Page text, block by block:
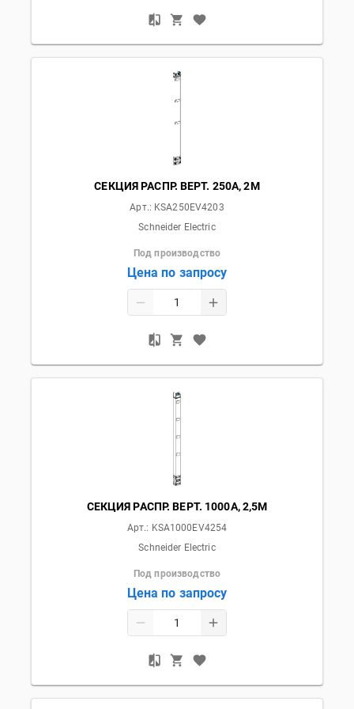
СЕКЦИЯ РАСПР. ВЕРТ. 250А, 2М
Арт.: KSA250EV4203
Schneider Electric
Под производство
Цена по запросу
СЕКЦИЯ РАСПР. ВЕРТ. 1000А, 2,5М
Арт.: KSA1000EV4254
Schneider Electric
Под производство
Цена по запросу